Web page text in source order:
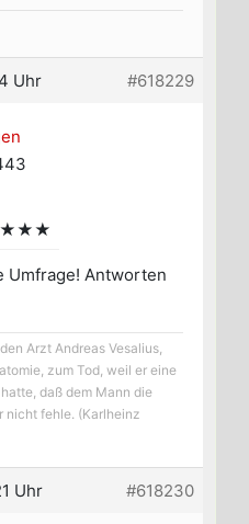
Uhr #618229
Umfrage! Antworten
Arzt Andreas Vesalius,
zum Tod, weil er eine
daß dem Mann die
nicht fehle. (Karlheinz
Uhr #618230